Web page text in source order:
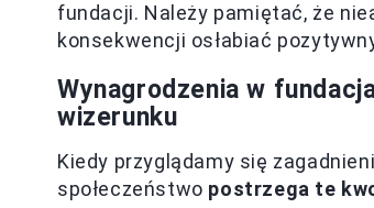
fundacji. Należy pamiętać, że
konsekwencji osłabiać
Wynagrodzenia w
wizerunku
Kiedy przyglądamy się
społeczeństwo postrzega te